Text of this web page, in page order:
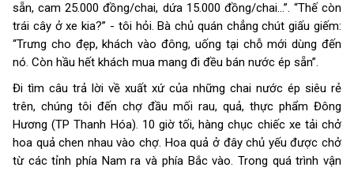
sẵn, cam 25.000 đồng/chai, dứa 15.000 đồng/chai...”. “Thế còn
trái cây ở xe kia?” - tôi hỏi. Bà chủ quán chẳng chút giấu giếm:
“Trưng cho đẹp, khách vào đông, uống tại chỗ mới dùng đến
nó. Còn hầu hết khách mua mang đi đều bán nước ép sẵn”.
Đi tìm câu trả lời về xuất xứ của những chai nước ép siêu rẻ
trên, chúng tôi đến chợ đầu mối rau, quả, thực phẩm Đông
Hương (TP Thanh Hóa). 10 giờ tối, hàng chục chiếc xe tải chở
hoa quả chen nhau vào chợ. Hoa quả ở đây chủ yếu được chở
từ các tỉnh phía Nam ra và phía Bắc vào. Trong quá trình vận